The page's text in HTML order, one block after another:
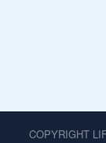
COPYRIGHT